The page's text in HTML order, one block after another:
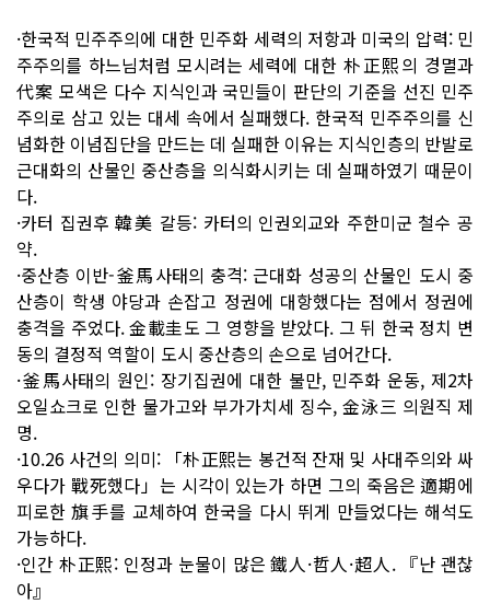
·한국적 민주주의에 대한 민주화 세력의 저항과 미국의 압력: 민
주주의를 하느님처럼 모시려는 세력에 대한 朴正熙의 경멸과
代案 모색은 다수 지식인과 국민들이 판단의 기준을 선진 민주
주의로 삼고 있는 대세 속에서 실패했다. 한국적 민주주의를 신
념화한 이념집단을 만드는 데 실패한 이유는 지식인층의 반발로
근대화의 산물인 중산층을 의식화시키는 데 실패하였기 때문이
다.
·카터 집권후 韓美 갈등: 카터의 인권외교와 주한미군 철수 공
약.
·중산층 이반-釜馬사태의 충격: 근대화 성공의 산물인 도시 중
산층이 학생 야당과 손잡고 정권에 대항했다는 점에서 정권에
충격을 주었다. 金載圭도 그 영향을 받았다. 그 뒤 한국 정치 변
동의 결정적 역할이 도시 중산층의 손으로 넘어간다.
·釜馬사태의 원인: 장기집권에 대한 불만, 민주화 운동, 제2차
오일쇼크로 인한 물가고와 부가가치세 징수, 金泳三 의원직 제
명.
·10.26 사건의 의미: 「朴正熙는 봉건적 잔재 및 사대주의와 싸
우다가 戰死했다」는 시각이 있는가 하면 그의 죽음은 適期에
피로한 旗手를 교체하여 한국을 다시 뛰게 만들었다는 해석도
가능하다.
·인간 朴正熙: 인정과 눈물이 많은 鐵人·哲人·超人. 『난 괜찮
아』